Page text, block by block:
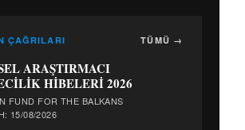
ÇAĞRILARI TÜMÜ →
ARAŞTIRMACI
HİBELERİ 2026
FUND FOR THE BALKANS
15/08/2026